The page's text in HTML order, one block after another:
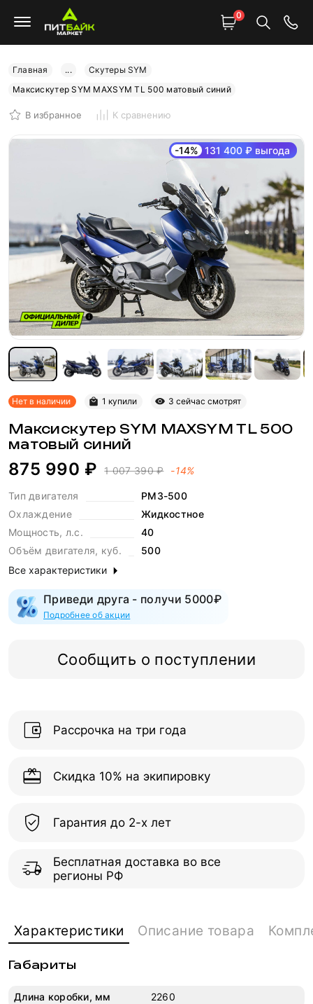
0
Главная ...
Скутеры SYM
Максискутер SYM MAXSYM TL 500 матовый синий
В избранное К сравнению
-14% 131 400 ₽ выгода
Нет в наличии 1 купили 3 сейчас смотрят
Максискутер SYM MAXSYM TL 500
матовый синий
875 990 ₽ 1 007 390 ₽ -14%
Тип двигателя
PM3-500
Охлаждение
Жидкостное
Мощность, л.с.
40
Объём двигателя, куб.
500
Все характеристики
Приведи друга - получи 5000₽
Подробнее об акции
Сообщить о поступлении
Рассрочка на три года
Скидка 10% на экипировку
Гарантия до 2-х лет
Бесплатная доставка во все
регионы РФ
Характеристики Описание товара
Габариты
Длина коробки, мм
2260